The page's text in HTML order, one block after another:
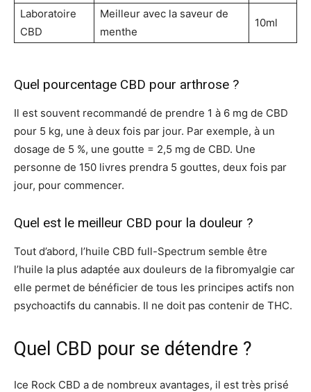
Laboratoire
CBD
Meilleur avec la saveur de
menthe
10ml
Quel pourcentage CBD pour arthrose ?
Il est souvent recommandé de prendre 1 à 6 mg de CBD
pour 5 kg, une à deux fois par jour. Par exemple, à un
dosage de 5 %, une goutte = 2,5 mg de CBD. Une
personne de 150 livres prendra 5 gouttes, deux fois par
jour, pour commencer.
Quel est le meilleur CBD pour la douleur ?
Tout d’abord, l’huile CBD full-Spectrum semble être
l’huile la plus adaptée aux douleurs de la fibromyalgie car
elle permet de bénéficier de tous les principes actifs non
psychoactifs du cannabis. Il ne doit pas contenir de THC.
Quel CBD pour se détendre ?
Ice Rock CBD a de nombreux avantages, il est très prisé